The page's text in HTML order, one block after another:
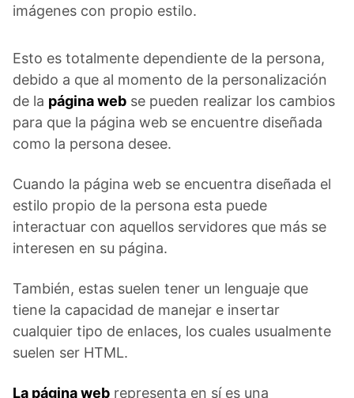
imágenes con propio estilo.
Esto es totalmente dependiente de la persona,
debido a que al momento de la personalización
de la página web se pueden realizar los cambios
para que la página web se encuentre diseñada
como la persona desee.
Cuando la página web se encuentra diseñada el
estilo propio de la persona esta puede
interactuar con aquellos servidores que más se
interesen en su página.
También, estas suelen tener un lenguaje que
tiene la capacidad de manejar e insertar
cualquier tipo de enlaces, los cuales usualmente
suelen ser HTML.
La página web representa en sí es una